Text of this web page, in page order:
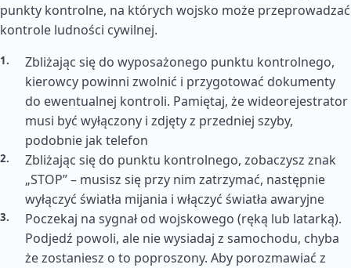
punkty kontrolne, na których wojsko może przeprowadzać
kontrole ludności cywilnej.
Zbliżając się do wyposażonego punktu kontrolnego,
kierowcy powinni zwolnić i przygotować dokumenty
do ewentualnej kontroli. Pamiętaj, że wideorejestrator
musi być wyłączony i zdjęty z przedniej szyby,
podobnie jak telefon
Zbliżając się do punktu kontrolnego, zobaczysz znak
„STOP” – musisz się przy nim zatrzymać, następnie
wyłączyć światła mijania i włączyć światła awaryjne
Poczekaj na sygnał od wojskowego (ręką lub latarką).
Podjedź powoli, ale nie wysiadaj z samochodu, chyba
że zostaniesz o to poproszony. Aby porozmawiać z